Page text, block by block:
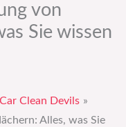
von
Sie wissen
Clean Devils
Alles, was Sie